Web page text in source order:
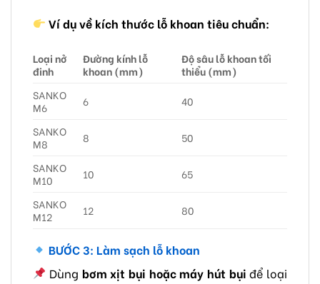
Ví dụ về kích thước lỗ khoan tiêu chuẩn:
Loại nở
đinh
Đường kính lỗ
khoan (mm)
Độ sâu lỗ khoan tối
thiểu (mm)
SANKO
M6
6
40
SANKO
M8
8
50
SANKO
M10
10
65
SANKO
M12
12 80
BƯỚC 3: Làm sạch lỗ khoan
Dùng bơm xịt bụi hoặc máy hút bụi để loại